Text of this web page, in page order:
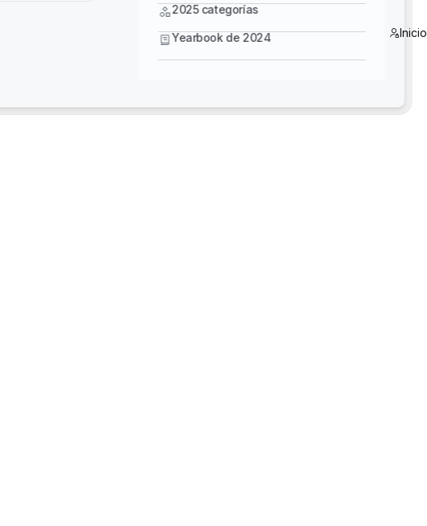
2025 categorías
Yearbook de 2024
5 Star Training - Diseñe con más inteligencia: